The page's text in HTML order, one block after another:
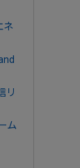
ネ
リ
ム